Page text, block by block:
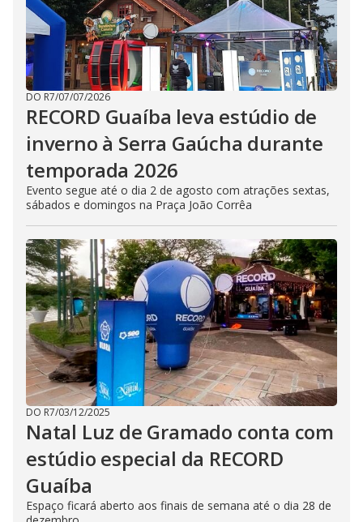
DO R7/07/07/2026
RECORD Guaíba leva estúdio de
inverno à Serra Gaúcha durante
temporada 2026
Evento segue até o dia 2 de agosto com atrações sextas,
sábados e domingos na Praça João Corrêa
DO R7/03/12/2025
Natal Luz de Gramado conta com
estúdio especial da RECORD
Guaíba
Espaço ficará aberto aos finais de semana até o dia 28 de